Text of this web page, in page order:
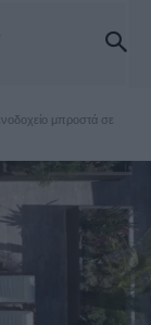
μπροστά σε